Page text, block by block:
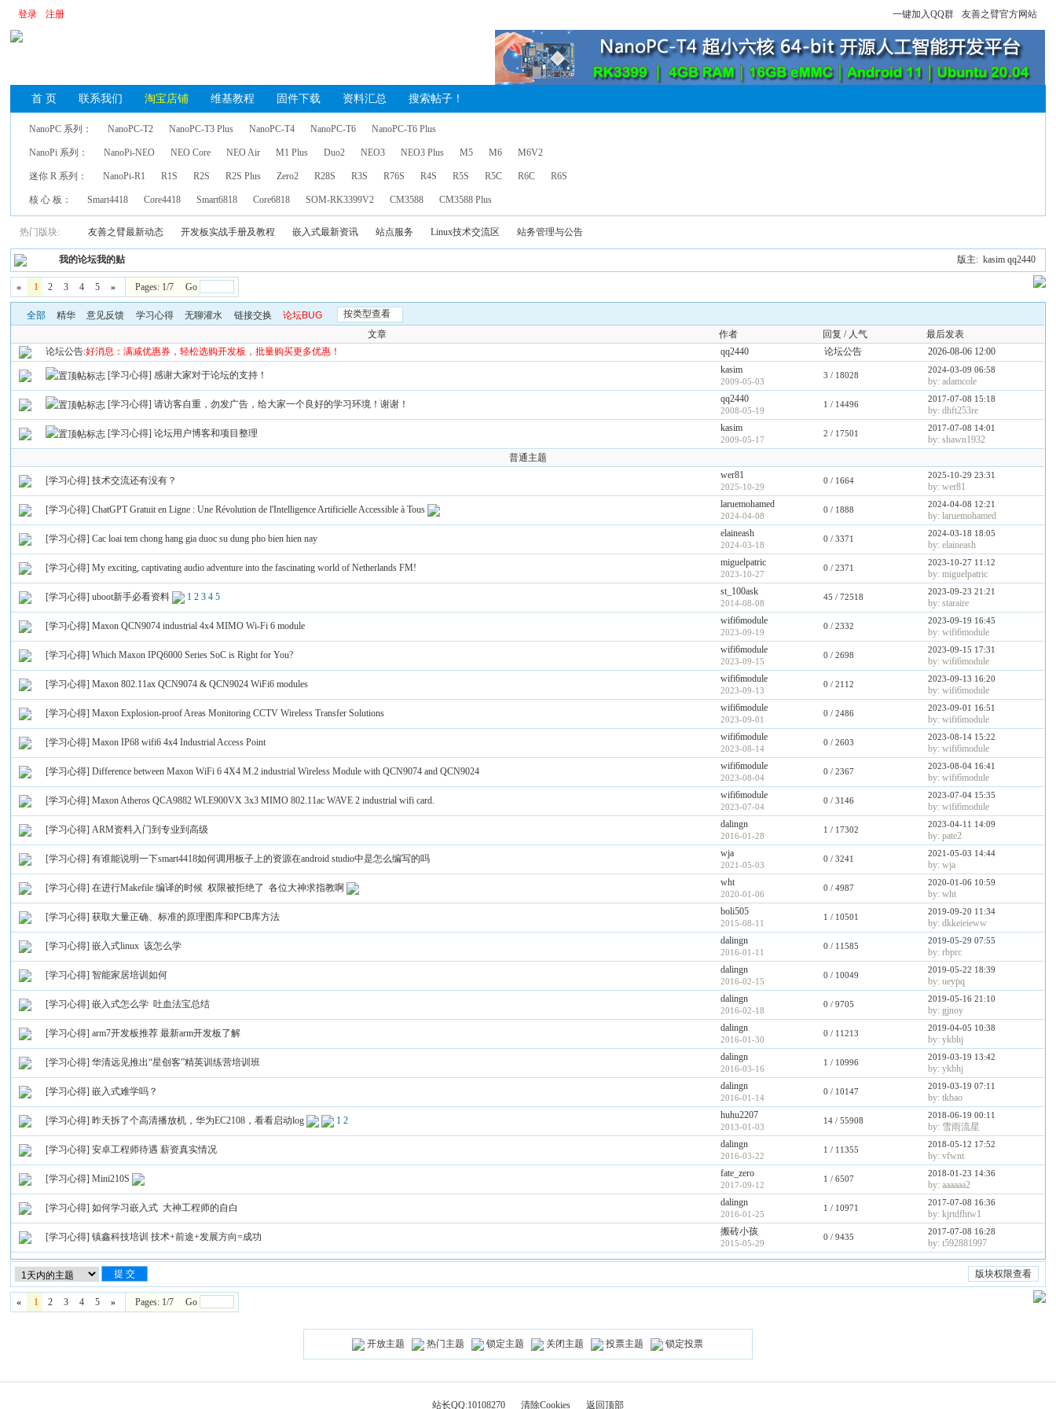
登录 注册 一键加入QQ群 友善之臂官方网站
首 页 联系我们 淘宝店铺 维基教程 固件下载 资料汇总 搜索帖子！
NanoPC 系列： NanoPC-T2 NanoPC-T3 Plus NanoPC-T4 NanoPC-T6 NanoPC-T6 Plus
NanoPi 系列： NanoPi-NEO NEO Core NEO Air M1 Plus Duo2 NEO3 NEO3 Plus M5 M6 M6V2
迷你 R 系列： NanoPi-R1 R1S R2S R2S Plus Zero2 R28S R3S R76S R4S R5S R5C R6C R6S
核 心 板： Smart4418 Core4418 Smart6818 Core6818 SOM-RK3399V2 CM3588 CM3588 Plus
热门版块: 友善之臂最新动态 开发板实战手册及教程 嵌入式最新资讯 站点服务 Linux技术交流区 站务管理与公告
我的论坛我的贴 版主: kasim qq2440
« 1 2 3 4 5 » Pages: 1/7 Go
全部 精华 意见反馈 学习心得 无聊灌水 链接交换 论坛BUG
按类型查看
文章
作者 回复 / 人气
最后发表
论坛公告:好消息：满减优惠券，轻松选购开发板，批量购买更多优惠！ qq2440 论坛公告 2026-08-06 12:00
[学习心得] 感谢大家对于论坛的支持！ kasim
2009-05-03
3 / 18028
2024-03-09 06:58
by: adamcole
[学习心得] 请访客自重，勿发广告，给大家一个良好的学习环境！谢谢！ qq2440
2008-05-19
1 / 14496
2017-07-08 15:18
by: dhft253re
[学习心得] 论坛用户博客和项目整理 kasim
2009-05-17
2 / 17501
2017-07-08 14:01
by: shawn1932
普通主题
[学习心得] 技术交流还有没有？ wer81
2025-10-29
0 / 1664
2025-10-29 23:31
by: wer81
[学习心得] ChatGPT Gratuit en Ligne : Une Révolution de l'Intelligence Artificielle Accessible à Tous laruemohamed
2024-04-08
0 / 1888
2024-04-08 12:21
by: laruemohamed
[学习心得] Cac loai tem chong hang gia duoc su dung pho bien hien nay elaineash
2024-03-18
0 / 3371
2024-03-18 18:05
by: elaineash
[学习心得] My exciting, captivating audio adventure into the fascinating world of Netherlands FM! miguelpatric
2023-10-27
0 / 2371
2023-10-27 11:12
by: miguelpatric
[学习心得] uboot新手必看资料 1 2 3 4 5 st_100ask
2014-08-08
45 / 72518
2023-09-23 21:21
by: staraire
[学习心得] Maxon QCN9074 industrial 4x4 MIMO Wi-Fi 6 module wifi6module
2023-09-19
0 / 2332
2023-09-19 16:45
by: wifi6module
[学习心得] Which Maxon IPQ6000 Series SoC is Right for You? wifi6module
2023-09-15
0 / 2698
2023-09-15 17:31
by: wifi6module
[学习心得] Maxon 802.11ax QCN9074 & QCN9024 WiFi6 modules wifi6module
2023-09-13
0 / 2112
2023-09-13 16:20
by: wifi6module
[学习心得] Maxon Explosion-proof Areas Monitoring CCTV Wireless Transfer Solutions wifi6module
2023-09-01
0 / 2486
2023-09-01 16:51
by: wifi6module
[学习心得] Maxon IP68 wifi6 4x4 Industrial Access Point wifi6module
2023-08-14
0 / 2603
2023-08-14 15:22
by: wifi6module
[学习心得] Difference between Maxon WiFi 6 4X4 M.2 industrial Wireless Module with QCN9074 and QCN9024 wifi6module
2023-08-04
0 / 2367
2023-08-04 16:41
by: wifi6module
[学习心得] Maxon Atheros QCA9882 WLE900VX 3x3 MIMO 802.11ac WAVE 2 industrial wifi card. wifi6module
2023-07-04
0 / 3146
2023-07-04 15:35
by: wifi6module
[学习心得] ARM资料入门到专业到高级 dalingn
2016-01-28
1 / 17302
2023-04-11 14:09
by: pate2
[学习心得] 有谁能说明一下smart4418如何调用板子上的资源在android studio中是怎么编写的吗 wja
2021-05-03
0 / 3241
2021-05-03 14:44
by: wja
[学习心得] 在进行Makefile 编译的时候 权限被拒绝了 各位大神求指教啊 wht
2020-01-06
0 / 4987
2020-01-06 10:59
by: wht
[学习心得] 获取大量正确、标准的原理图库和PCB库方法 boli505
2015-08-11
1 / 10501
2019-09-20 11:34
by: dkkeieieww
[学习心得] 嵌入式linux 该怎么学 dalingn
2016-01-11
0 / 11585
2019-05-29 07:55
by: rbprc
[学习心得] 智能家居培训如何 dalingn
2016-02-15
0 / 10049
2019-05-22 18:39
by: ueypq
[学习心得] 嵌入式怎么学 吐血法宝总结 dalingn
2016-02-18
0 / 9705
2019-05-16 21:10
by: gjnoy
[学习心得] arm7开发板推荐 最新arm开发板了解 dalingn
2016-01-30
0 / 11213
2019-04-05 10:38
by: ykbhj
[学习心得] 华清远见推出“星创客”精英训练营培训班 dalingn
2016-03-16
1 / 10996
2019-03-19 13:42
by: ykbhj
[学习心得] 嵌入式难学吗？ dalingn
2016-01-14
0 / 10147
2019-03-19 07:11
by: tkbao
[学习心得] 昨天拆了个高清播放机，华为EC2108，看看启动log 1 2 huhu2207
2013-01-03
14 / 55908
2018-06-19 00:11
by: 雪雨流星
[学习心得] 安卓工程师待遇 薪资真实情况 dalingn
2016-03-22
1 / 11355
2018-05-12 17:52
by: vfwnt
[学习心得] Mini210S fate_zero
2017-09-12
1 / 6507
2018-01-23 14:36
by: aaaaaa2
[学习心得] 如何学习嵌入式 大神工程师的自白 dalingn
2016-01-25
1 / 10971
2017-07-08 16:36
by: kjrtdfhtw1
[学习心得] 镇鑫科技培训 技术+前途+发展方向=成功 搬砖小孩
2015-05-29
0 / 9435
2017-07-08 16:28
by: t592881997
版块权限查看
« 1 2 3 4 5 » Pages: 1/7 Go
开放主题 热门主题 锁定主题 关闭主题 投票主题 锁定投票
站长QQ:10108270 清除Cookies 返回顶部